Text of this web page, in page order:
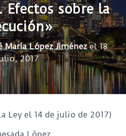
Efectos sobre la
María López Jiménezel18
2017
Ley el 14 de julio de 2017)
López